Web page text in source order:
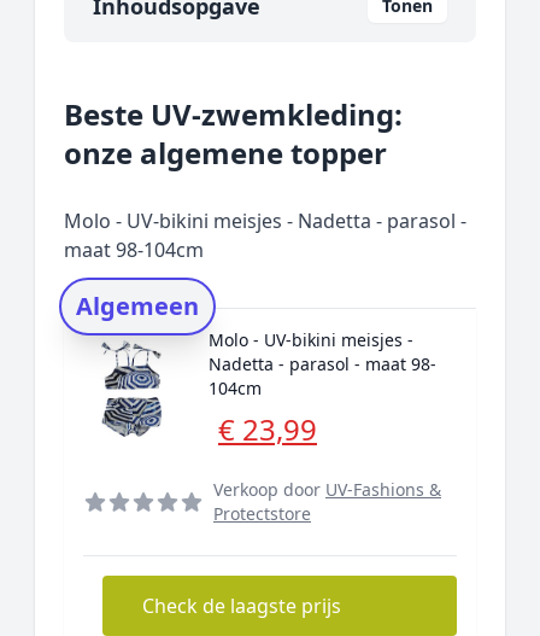
Inhoudsopgave Tonen
Onze algemene topper
Prijs topper
Rating topper
Onderzoeksmethode
Alternatieven
Prijsniveaus
Beste UV-zwemkleding:
onze algemene topper
Molo - UV-bikini meisjes - Nadetta - parasol -
maat 98-104cm
Algemeen
Molo - UV-bikini meisjes -
Nadetta - parasol - maat 98-
104cm
€ 23,99
Verkoop door UV-Fashions &
Protectstore
Check de laagste prijs